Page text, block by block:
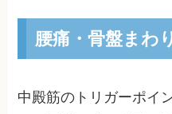
腰痛・骨盤まわ
中殿筋のトリガーポイ